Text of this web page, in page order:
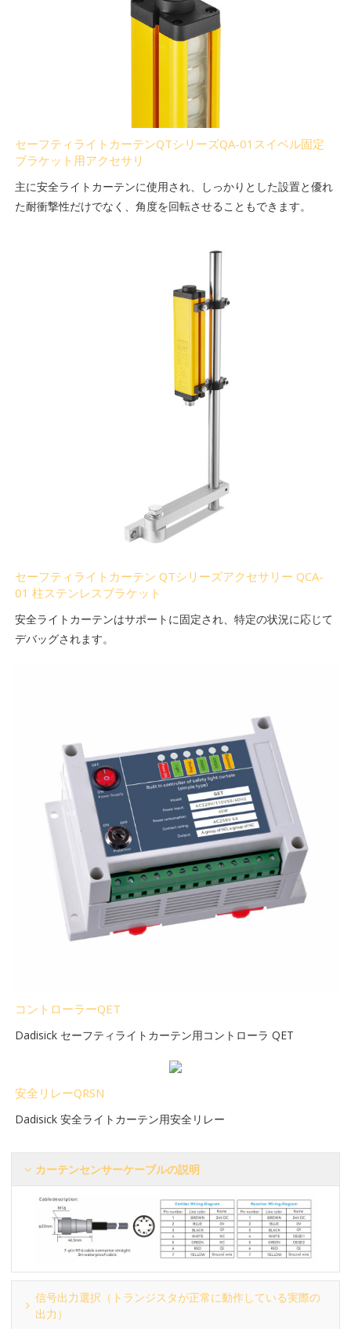
セーフティライトカーテンQTシリーズQA-01スイベル固定
ブラケット用アクセサリ
主に安全ライトカーテンに使用され、しっかりとした設置と優れ
た耐衝撃性だけでなく、角度を回転させることもできます。
セーフティライトカーテン QTシリーズアクセサリー QCA-
01 柱ステンレスブラケット
安全ライトカーテンはサポートに固定され、特定の状況に応じて
デバッグされます。
コントローラーQET
Dadisick セーフティライトカーテン用コントローラ QET
安全リレーQRSN
Dadisick 安全ライトカーテン用安全リレー
カーテンセンサーケーブルの説明
信号出力選択（トランジスタが正常に動作している実際の
出力）